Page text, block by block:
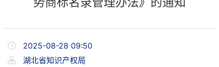
2025-08-28 09:50
湖北省知识产权局